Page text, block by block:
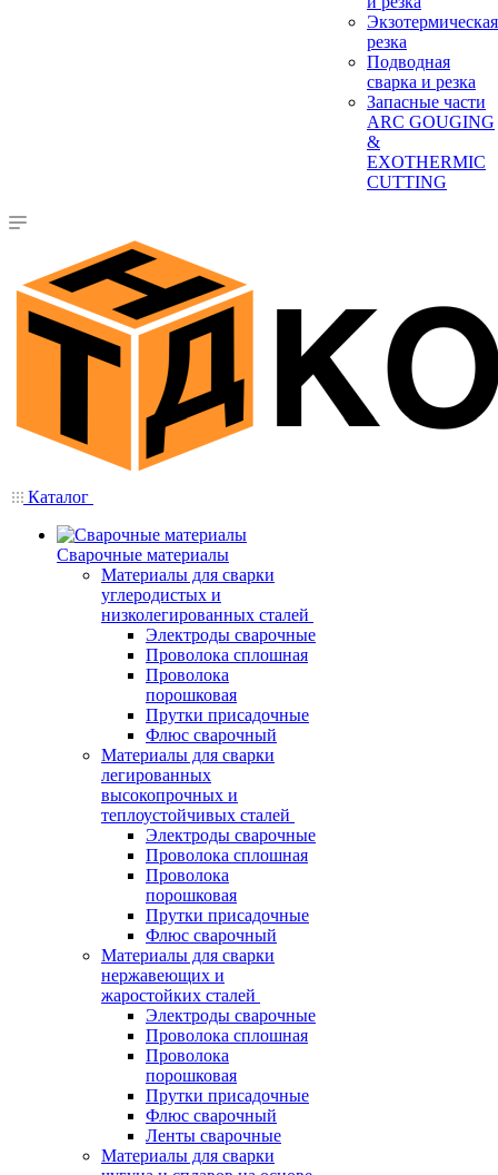
Экзотермическая
резка
Подводная
сварка и резка
Запасные части
ARC GOUGING
&
EXOTHERMIC
CUTTING
Каталог
Сварочные материалы
Материалы для сварки
углеродистых и
низколегированных сталей
Электроды сварочные
Проволока сплошная
Проволока
порошковая
Прутки присадочные
Флюс сварочный
Материалы для сварки
легированных
высокопрочных и
теплоустойчивых сталей
Электроды сварочные
Проволока сплошная
Проволока
порошковая
Прутки присадочные
Флюс сварочный
Материалы для сварки
нержавеющих и
жаростойких сталей
Электроды сварочные
Проволока сплошная
Проволока
порошковая
Прутки присадочные
Флюс сварочный
Ленты сварочные
Материалы для сварки